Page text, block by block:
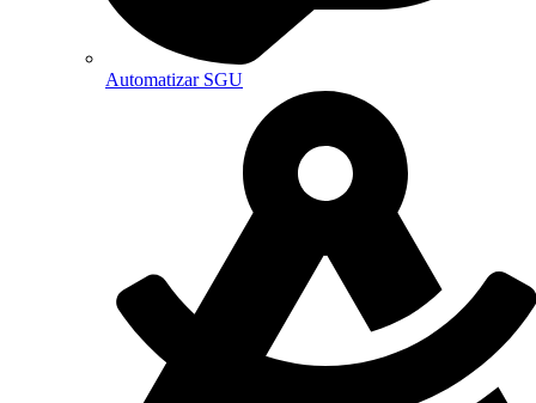
Automatizar SGU